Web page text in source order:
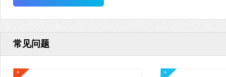
常见问题